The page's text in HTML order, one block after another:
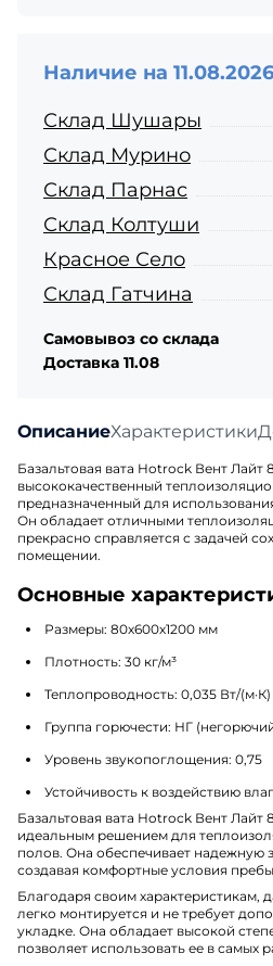
ОписаниеХарактеристики
Базальтовая вата Hotrock Вент Лайт
высококачественный
предназначенный для
Он обладает отличными
прекрасно справляется с задачей
помещении.
Основные
Размеры: 80х600х1200 мм
Плотность: 30 кг/м³
Теплопроводность: 0,035 Вт/(м·К)
Группа горючести: НГ
Уровень звукопоглощения: 0,75
Устойчивость к воздействию
Базальтовая вата Hotrock Вент Лайт
идеальным решением для
полов. Она обеспечивает надежную
создавая комфортные условия
Благодаря своим характеристикам,
легко монтируется и не требует
укладке. Она обладает высокой
позволяет использовать ее в самых
Наличие на 11.08.2026
Склад Шушары
Склад Мурино
Склад Парнас
Склад Колтуши
Красное Село
Склад Гатчина
Самовывоз со склада
Доставка 11.08